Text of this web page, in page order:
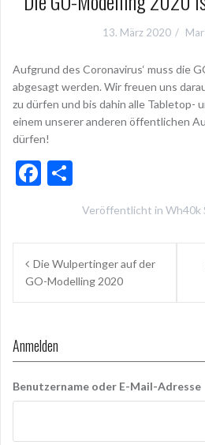
13. März 2020
Aufgrund des Coronavirus‘ muss die
abgesagt werden. Wir freuen uns
zu dürfen und bis dahin alle Tabletop-
einem unserer anderen öffentlichen
dürfen!
F
o
ei
le
Veröffentlicht in Wh40k
Beitragsnavigation
Die Wulpertinger auf der
GO-Modelling 2020
Anmelden
Benutzername oder E-Mail-Adresse